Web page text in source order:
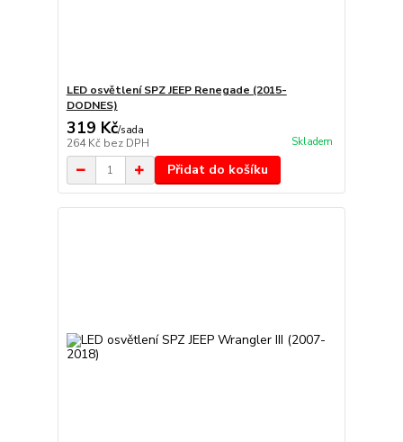
LED osvětlení SPZ JEEP Renegade (2015-
DODNES)
319 Kč/sada
264 Kč bez DPH Skladem
Přidat do košíku